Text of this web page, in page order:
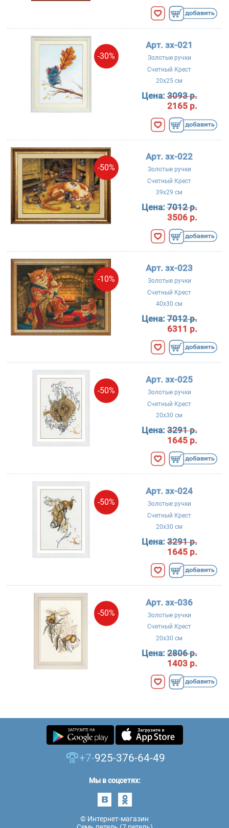
-30%
Арт. зх-021
Золотые ручки
Счетный Крест
20x25 см
Цена:3093 р.
2165 р.
-50%
Арт. зх-022
Золотые ручки
Счетный Крест
39x29 см
Цена:7012 р.
3506 р.
-10%
Арт. зх-023
Золотые ручки
Счетный Крест
40x30 см
Цена:7012 р.
6311 р.
-50%
Арт. зх-025
Золотые ручки
Счетный Крест
20x30 см
Цена:3291 р.
1645 р.
-50%
Арт. зх-024
Золотые ручки
Счетный Крест
20x30 см
Цена:3291 р.
1645 р.
-50%
Арт. зх-036
Золотые ручки
Счетный Крест
20x30 см
Цена:2806 р.
1403 р.
+7-925-376-64-49
Мы в соцсетях:
© Интернет-магазин